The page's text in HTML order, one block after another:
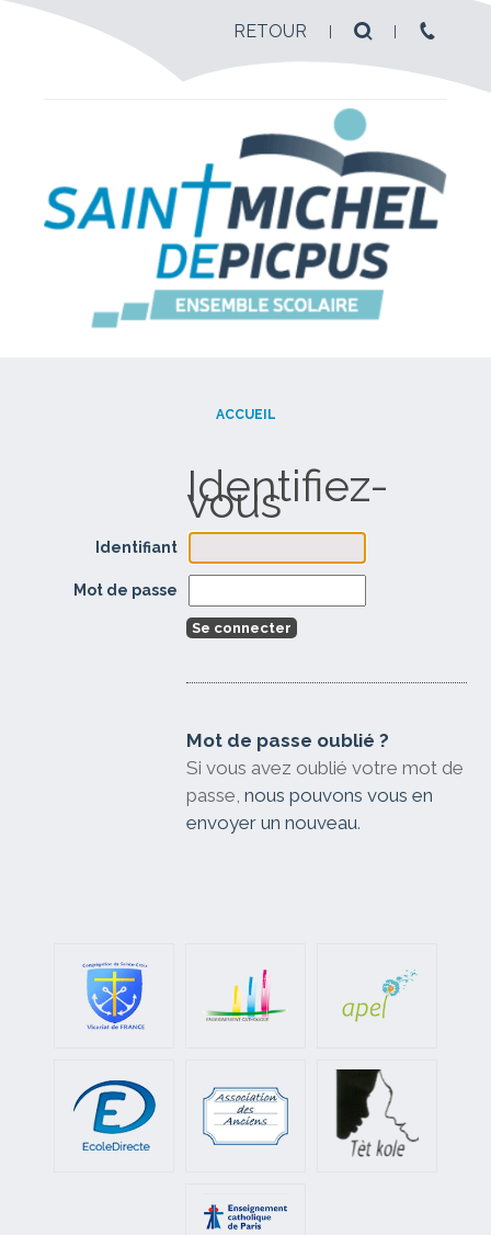
RETOUR
ACCUEIL
Identifiant
Mot de passe
Mot de passe oublié ?
Si vous avez oublié votre mot de
passe,nous pouvons vous en
envoyer un nouveau.